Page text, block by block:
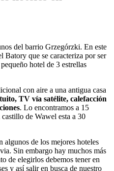
del barrio Grzegórzki. En este
Batory que se caracteriza por ser
hotel de 3 estrellas
con aire a una antigua casa
TV vía satélite, calefacción
. Lo encontramos a 15
de Wawel esta a 30
algunos de los mejores hoteles
Sin embargo hay muchos más
de elegirlos debemos tener en
y así salir en busca de nuestro